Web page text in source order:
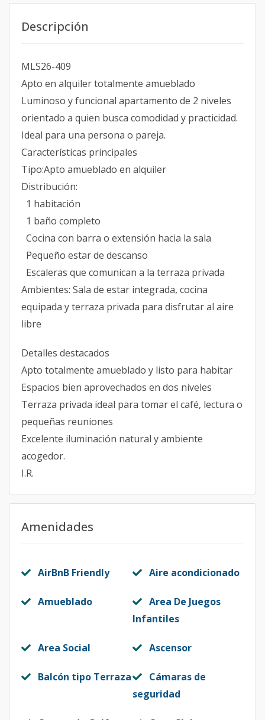
Descripción
MLS26-409
Apto en alquiler totalmente amueblado
Luminoso y funcional apartamento de 2 niveles
orientado a quien busca comodidad y practicidad.
Ideal para una persona o pareja.
Características principales
Tipo:Apto amueblado en alquiler
Distribución:
1 habitación
1 baño completo
Cocina con barra o extensión hacia la sala
Pequeño estar de descanso
Escaleras que comunican a la terraza privada
Ambientes: Sala de estar integrada, cocina
equipada y terraza privada para disfrutar al aire
libre
Detalles destacados
Apto totalmente amueblado y listo para habitar
Espacios bien aprovechados en dos niveles
Terraza privada ideal para tomar el café, lectura o
pequeñas reuniones
Excelente iluminación natural y ambiente
acogedor.
I.R.
Amenidades
AirBnB Friendly Aire acondicionado
Amueblado
Area De Juegos
Infantiles
Area Social Ascensor
Balcón tipo Terraza
Cámaras de
seguridad